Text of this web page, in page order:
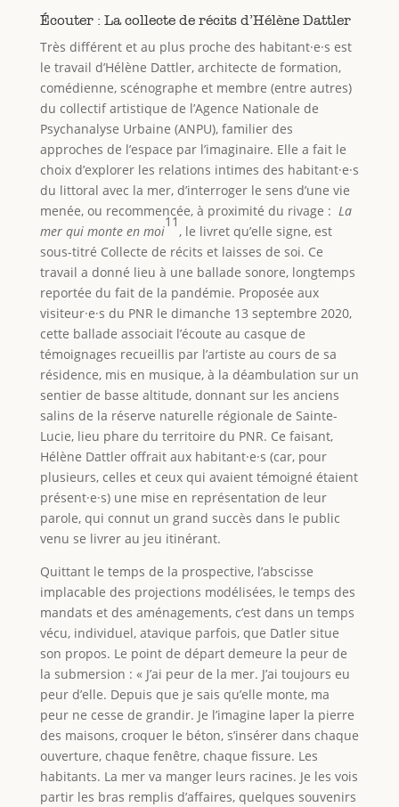
Écouter : La collecte de récits d’Hélène Dattler
Très différent et au plus proche des habitant·e·s est
le travail d’Hélène Dattler, architecte de formation,
comédienne, scénographe et membre (entre autres)
du collectif artistique de l’Agence Nationale de
Psychanalyse Urbaine (ANPU), familier des
approches de l’espace par l’imaginaire. Elle a fait le
choix d’explorer les relations intimes des habitant·e·s
du littoral avec la mer, d’interroger le sens d’une vie
menée, ou recommencée, à proximité du rivage : La
mer qui monte en moi
11
, le livret qu’elle signe, est
sous-titré Collecte de récits et laisses de soi. Ce
travail a donné lieu à une ballade sonore, longtemps
reportée du fait de la pandémie. Proposée aux
visiteur·e·s du PNR le dimanche 13 septembre 2020,
cette ballade associait l’écoute au casque de
témoignages recueillis par l’artiste au cours de sa
résidence, mis en musique, à la déambulation sur un
sentier de basse altitude, donnant sur les anciens
salins de la réserve naturelle régionale de Sainte-
Lucie, lieu phare du territoire du PNR. Ce faisant,
Hélène Dattler offrait aux habitant·e·s (car, pour
plusieurs, celles et ceux qui avaient témoigné étaient
présent·e·s) une mise en représentation de leur
parole, qui connut un grand succès dans le public
venu se livrer au jeu itinérant.
Quittant le temps de la prospective, l’abscisse
implacable des projections modélisées, le temps des
mandats et des aménagements, c’est dans un temps
vécu, individuel, atavique parfois, que Datler situe
son propos. Le point de départ demeure la peur de
la submersion : « J’ai peur de la mer. J’ai toujours eu
peur d’elle. Depuis que je sais qu’elle monte, ma
peur ne cesse de grandir. Je l’imagine laper la pierre
des maisons, croquer le béton, s’insérer dans chaque
ouverture, chaque fenêtre, chaque fissure. Les
habitants. La mer va manger leurs racines. Je les vois
partir les bras remplis d’affaires, quelques souvenirs